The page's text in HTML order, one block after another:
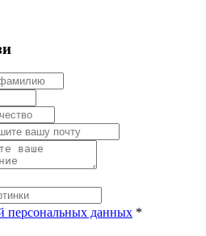
персональных данных *